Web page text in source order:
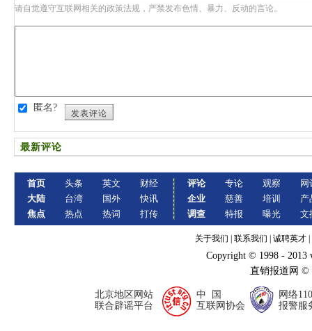
请自觉遵守互联网相关的政策法规，严禁发布色情、暴力、反动的言论。
匿名?
发表评论
最新评论
首页
大陆
焦点
头条
台湾
热点
英文
国外
热词
财经
快讯
打传
评论
企业
调查
专论
慈善
特报
观察
培训
曝光
网
产
文
关于我们 联系我们 诚聘英才
Copyright © 1998 - 2013
直销报道网
北京地区网站
联合辟谣平台
中 国
互联网协会
网络110
报警服